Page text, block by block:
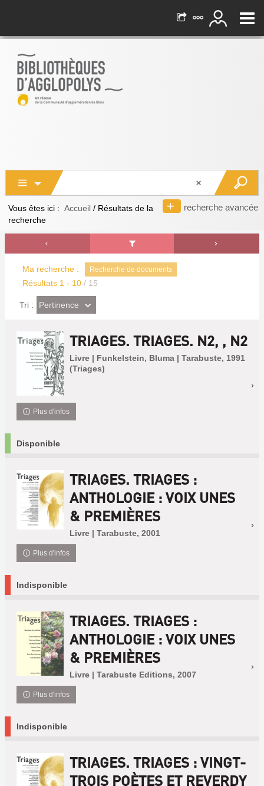
recherche avancée
Vous êtes ici : Accueil / Résultats de la
recherche
Ma recherche : Recherche de documents
Résultats 1 - 10 / 15
Tri : (Effet
imédiat)
Pertinence
TRIAGES. TRIAGES. N2, , N2
Livre | Funkelstein, Bluma | Tarabuste, 1991
(Triages)
Plus d'infos
Disponible
TRIAGES. TRIAGES :
ANTHOLOGIE : VOIX UNES
& PREMIÈRES
Livre | Tarabuste, 2001
Plus d'infos
Indisponible
TRIAGES. TRIAGES :
ANTHOLOGIE : VOIX UNES
& PREMIÈRES
Livre | Tarabuste Editions, 2007
Plus d'infos
Indisponible
TRIAGES. TRIAGES : VINGT-
TROIS POÈTES ET REVERDY